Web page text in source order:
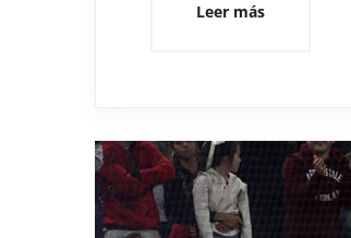
Leer más